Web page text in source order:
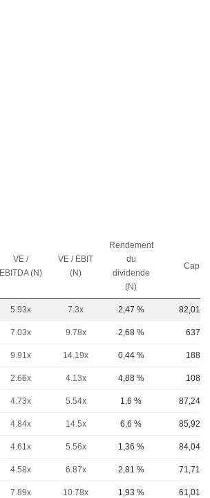
VE /
EBITDA (N)
VE / EBIT
(N)
Rendement
du
dividende
(N)
Capi.($)
5.93x 7.3x 2,47 % 82,01 Md
7.03x 9.78x 2,68 % 637 Md
9.91x 14.19x 0,44 % 188 Md
2.66x 4.13x 4,88 % 108 Md
4.73x 5.54x 1,6 % 87,24 Md
4.84x 14.5x 6,6 % 85,92 Md
4.61x 5.56x 1,36 % 84,04 Md
4.58x 6.87x 2,81 % 71,71 Md
7.89x 10.78x 1,93 % 61,01 Md